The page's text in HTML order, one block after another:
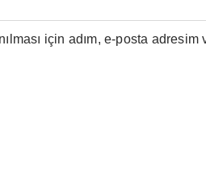
için adım, e-posta